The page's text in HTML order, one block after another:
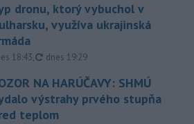
dronu, ktorý vybuchol v
využíva ukrajinská
18:43, aktualizované
dnes 19:29
NA HARÚČAVY: SHMÚ
výstrahy prvého stupňa
teplom